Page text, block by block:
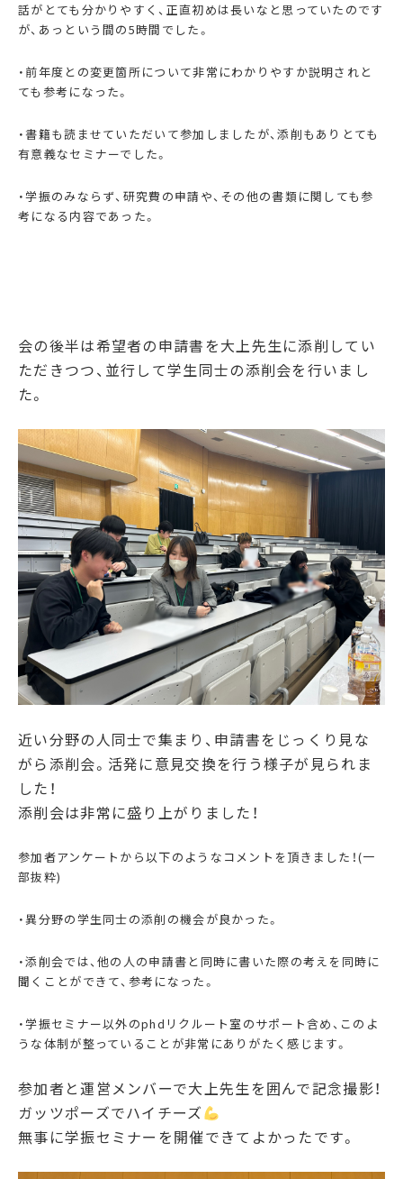
話がとても分かりやすく、正直初めは長いなと思っていたのです
が、あっという間の5時間でした。
・前年度との変更箇所について非常にわかりやすか説明されと
ても参考になった。
・書籍も読ませていただいて参加しましたが、添削もありとても
有意義なセミナーでした。
・学振のみならず、研究費の申請や、その他の書類に関しても参
考になる内容であった。
会の後半は希望者の申請書を大上先生に添削してい
ただきつつ、並行して学生同士の添削会を行いまし
た。
近い分野の人同士で集まり、申請書をじっくり見な
がら添削会。活発に意見交換を行う様子が見られま
した！
添削会は非常に盛り上がりました！
参加者アンケートから以下のようなコメントを頂きました！(一
部抜粋)
・異分野の学生同士の添削の機会が良かった。
・添削会では、他の人の申請書と同時に書いた際の考えを同時に
聞くことができて、参考になった。
・学振セミナー以外のphdリクルート室のサポート含め、このよ
うな体制が整っていることが非常にありがたく感じます。
参加者と運営メンバーで大上先生を囲んで記念撮影！
ガッツポーズでハイチーズ
無事に学振セミナーを開催できてよかったです。